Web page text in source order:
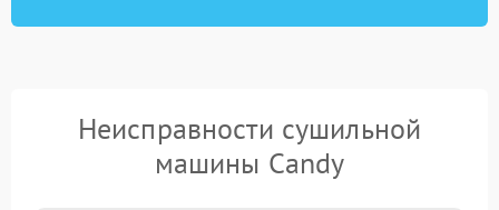
Неисправности сушильной
машины Candy